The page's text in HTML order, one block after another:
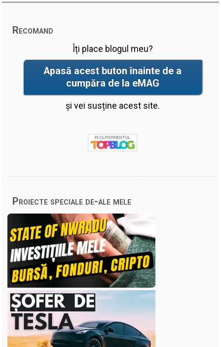
Recomand
Îți place blogul meu?
Apasă acest buton înainte de a
cumpăra de la eMAG
și vei susține acest site.
Proiecte speciale de-ale mele